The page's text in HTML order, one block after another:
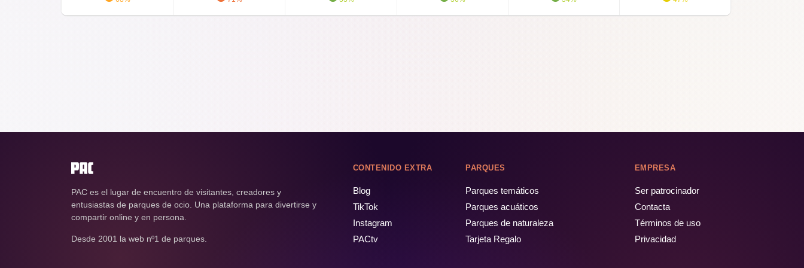
Revolution 13' min
[Archivado] The River Caves
PAC es el lugar de encuentro de visitantes, creadores y
entusiastas de parques de ocio. Una plataforma para divertirse y
compartir online y en persona.
Desde 2001 la web nº1 de parques.
CONTENIDO EXTRA
Blog
TikTok
Instagram
PACtv
PARQUES
Parques temáticos
Parques acuáticos
Parques de naturaleza
Tarjeta Regalo
EMPRESA
Ser patrocinador
Contacta
Términos de uso
Privacidad